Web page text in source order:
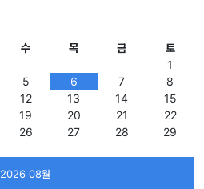
2026 08월
수 목 금
토
1
5 6 7
8
12 13 14
15
19 20 21
22
26 27 28
29